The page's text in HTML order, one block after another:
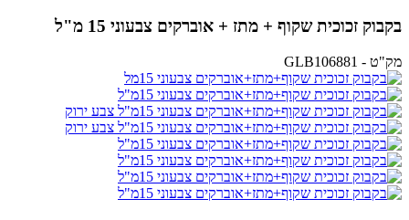
בקבוק זכוכית שקוף + מתז + אוברקים צבעוני 15 מ"ל
מק"ט - GLB106881